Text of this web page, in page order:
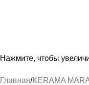
Нажмите, чтобы
Главная KERAMA